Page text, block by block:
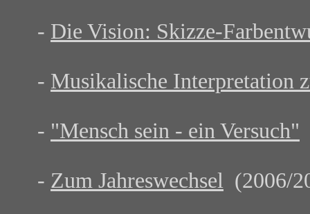
- Die Vision: Skizze-
- Musikalische Interpretation
- "Mensch sein - ein Versuch"
- Zum Jahreswechsel (2006/